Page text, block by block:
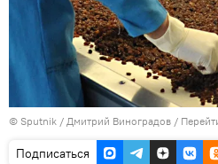
© Sputnik / Дмитрий Виноградов /
Подписаться